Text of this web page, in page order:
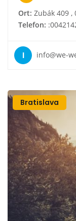
Ort: Zubák 409 ,
Telefon:
I info@we-
Bratislava